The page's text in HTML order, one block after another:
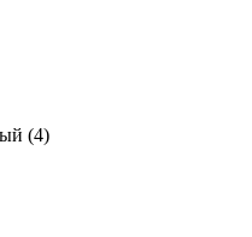
(4)